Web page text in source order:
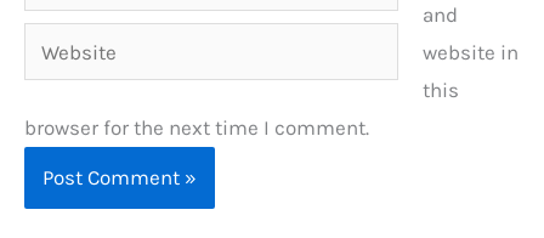
Website
and
website in
this
browser for the next time I comment.